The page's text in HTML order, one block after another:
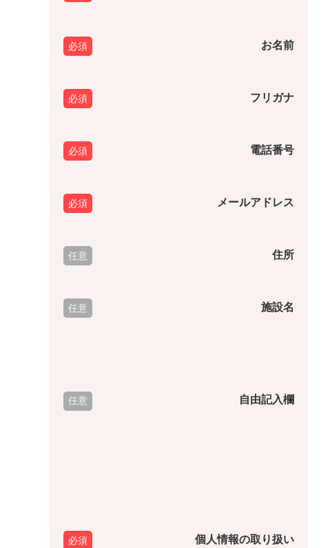
お名前
フリガナ
電話番号
メールアドレス
住所
施設名
自由記入欄
個人情報の取り扱い